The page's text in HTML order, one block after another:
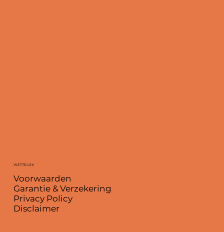
WETTELIJK
Voorwaarden
Garantie & Verzekering
Privacy Policy
Disclaimer